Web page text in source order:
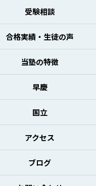
受験相談
合格実績・生徒の声
当塾の特徴
早慶
国立
アクセス
ブログ